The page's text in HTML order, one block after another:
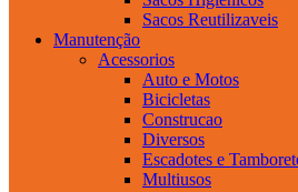
Sacos Reutilizaveis
Manutenção
Acessorios
Auto e Motos
Bicicletas
Construcao
Diversos
Escadotes e
Multiusos